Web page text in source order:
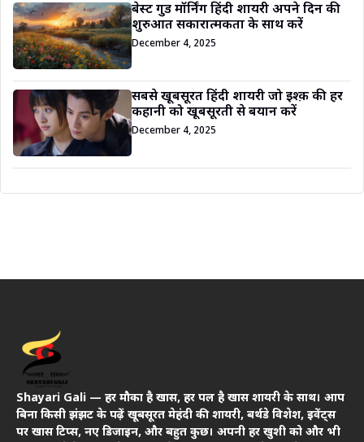
बेस्ट गुड मॉर्निंग हिंदी शायरी अपने दिन की
शुरुआत सकारात्मकता के साथ करें
December 4, 2025
सबसे खूबसूरत हिंदी शायरी जो इश्क़ की हर
कहानी को खूबसूरती से बयान करें
December 4, 2025
Shayari Gali — हर मौका है खास, हर पल है खास शायरी के साथ। आप
बिना किसी झंझट के पढ़ें खूबसूरत मेहंदी की शायरी, बर्थडे विशेश, इवेंट्स
पर खास टिप्स, नए डिजाइन, और बहुत कुछ। अपनी हर खुशी को और भी